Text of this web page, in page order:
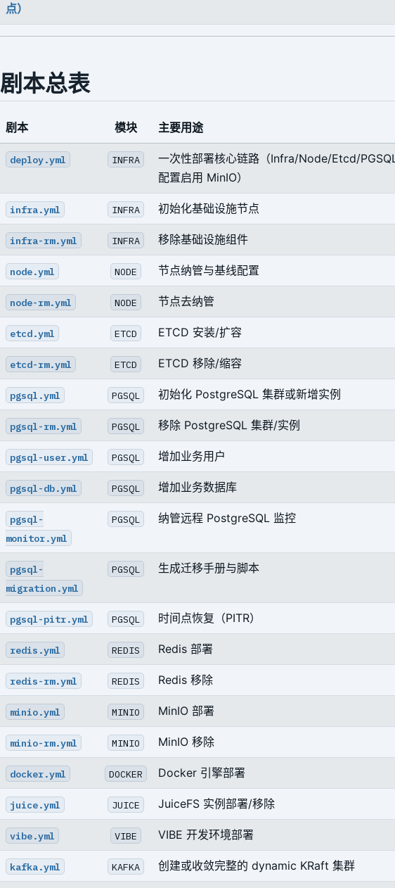
点）
剧本总表
剧本 模块 主要用途
deploy.yml INFRA
一次性部署核心链路（Infra/Node/Etcd/
配置启用 MinIO）
infra.yml INFRA 初始化基础设施节点
infra-rm.yml INFRA 移除基础设施组件
node.yml NODE 节点纳管与基线配置
node-rm.yml NODE 节点去纳管
etcd.yml ETCD ETCD 安装/扩容
etcd-rm.yml ETCD ETCD 移除/缩容
pgsql.yml PGSQL 初始化 PostgreSQL 集群或新增实例
pgsql-rm.yml PGSQL 移除 PostgreSQL 集群/实例
pgsql-user.yml PGSQL 增加业务用户
pgsql-db.yml PGSQL 增加业务数据库
pgsql-
monitor.yml
PGSQL 纳管远程 PostgreSQL 监控
pgsql-
migration.yml
PGSQL 生成迁移手册与脚本
pgsql-pitr.yml PGSQL 时间点恢复（PITR）
redis.yml REDIS Redis 部署
redis-rm.yml REDIS Redis 移除
minio.yml MINIO MinIO 部署
minio-rm.yml MINIO MinIO 移除
docker.yml DOCKER Docker 引擎部署
juice.yml JUICE JuiceFS 实例部署/移除
vibe.yml VIBE VIBE 开发环境部署
kafka.yml KAFKA 创建或收敛完整的 dynamic KRaft 集群